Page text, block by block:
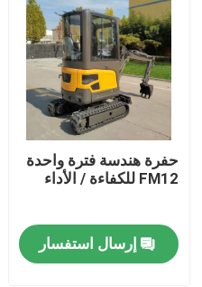
أجزاء محرك الديزل
تحمل محرك الديزل
دبوس مكبس المحرك
مكبس محرك الديزل
حفرة هندسة فترة واحدة
FM12 للكفاءة / الأداء
إرسال استفسار